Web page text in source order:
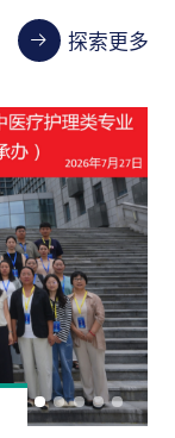
探索更多